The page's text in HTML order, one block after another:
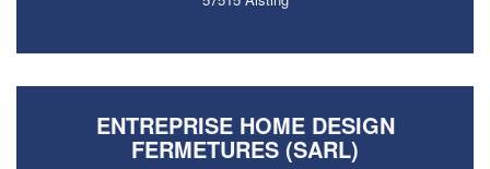
ENTREPRISE HOME DESIGN
FERMETURES (SARL)